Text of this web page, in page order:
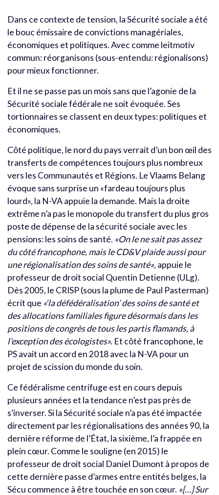
Dans ce contexte de tension, la Sécurité sociale a été
le bouc émissaire de convictions managériales,
économiques et politiques. Avec comme leitmotiv
commun: réorganisons (sous-entendu: régionalisons)
pour mieux fonctionner.
Et il ne se passe pas un mois sans que l’agonie de la
Sécurité sociale fédérale ne soit évoquée. Ses
tortionnaires se classent en deux types: politiques et
économiques.
Côté politique, le nord du pays verrait d’un bon œil des
transferts de compétences toujours plus nombreux
vers les Communautés et Régions. Le Vlaams Belang
évoque sans surprise un «fardeau toujours plus
lourd», la N-VA appuie la demande. Mais la droite
extrême n’a pas le monopole du transfert du plus gros
poste de dépense de la sécurité sociale avec les
pensions: les soins de santé. «On le ne sait pas assez
du côté francophone, mais le CD&V plaide aussi pour
une régionalisation des soins de santé», appuie le
professeur de droit social Quentin Detienne (ULg).
Dès 2005, le CRISP (sous la plume de Paul Pasterman)
écrit que «‘la défédéralisation’ des soins de santé et
des allocations familiales figure désormais dans les
positions de congrès de tous les partis flamands, à
l’exception des écologistes». Et côté francophone, le
PS avait un accord en 2018 avec la N-VA pour un
projet de scission du monde du soin.
Ce fédéralisme centrifuge est en cours depuis
plusieurs années et la tendance n’est pas près de
s’inverser. Si la Sécurité sociale n’a pas été impactée
directement par les régionalisations des années 90, la
dernière réforme de l’État, la sixième, l’a frappée en
plein cœur. Comme le souligne (en 2015) le
professeur de droit social Daniel Dumont à propos de
cette dernière passe d’armes entre entités belges, la
Sécu commence à être touchée en son cœur. «[…] Sur